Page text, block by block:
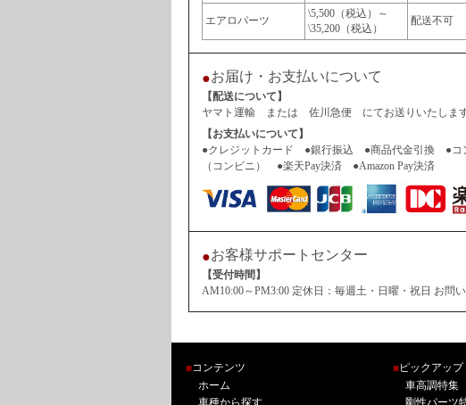
エアロパーツ
\5,500（税込）～
\35,200（税込）
配送不可
●お届け・お支払いについて
【配送について】
ヤマト運輸 または 佐川急便 にてお送りいたします
【お支払いについて】
●クレジットカード ●銀行振込 ●商品代金引換 ●コ
（コンビニ） ●楽天Pay決済 ●Amazon Pay決済
●お客様サポートセンター
【受付時間】
AM10:00～PM3:00 定休日：毎週土・日曜・祝日 お問
■コンテンツ
ホーム
車種から探す
■ピックアップ
車高調特集
剛性パーツ